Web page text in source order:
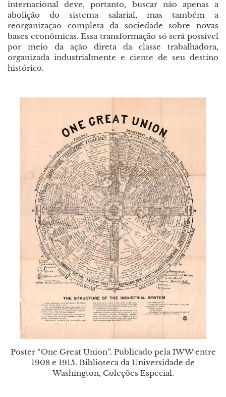
internacional deve, portanto, buscar não apenas a
abolição do sistema salarial, mas também a
reorganização completa da sociedade sobre novas
bases econômicas. Essa transformação só será possível
por meio da ação direta da classe trabalhadora,
organizada industrialmente e ciente de seu destino
histórico.
Poster “One Great Union”. Publicado pela IWW entre
1908 e 1915. Biblioteca da Universidade de
Washington, Coleções Especial.